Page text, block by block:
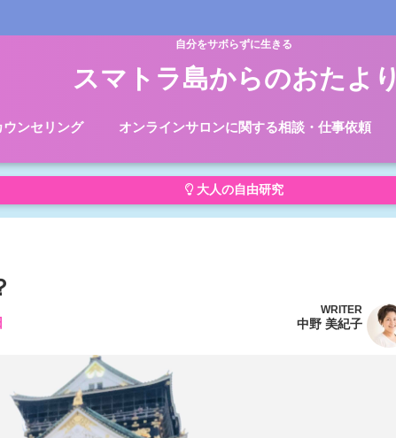
自分をサボらずに生きる
スマトラ島からのおたより
ウンセリング オンラインサロンに関する相談・仕事依頼
大人の自由研究
WRITER
中野 美紀子